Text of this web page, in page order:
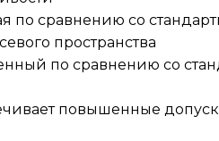
по сравнению со
пространства
по сравнению со
повышенные